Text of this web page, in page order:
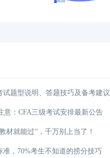
试题型说明、答题技巧及备考建议
意：CFA三级考试安排最新公告
材就能过”，千万别上当了！
准，70%考生不知道的捞分技巧